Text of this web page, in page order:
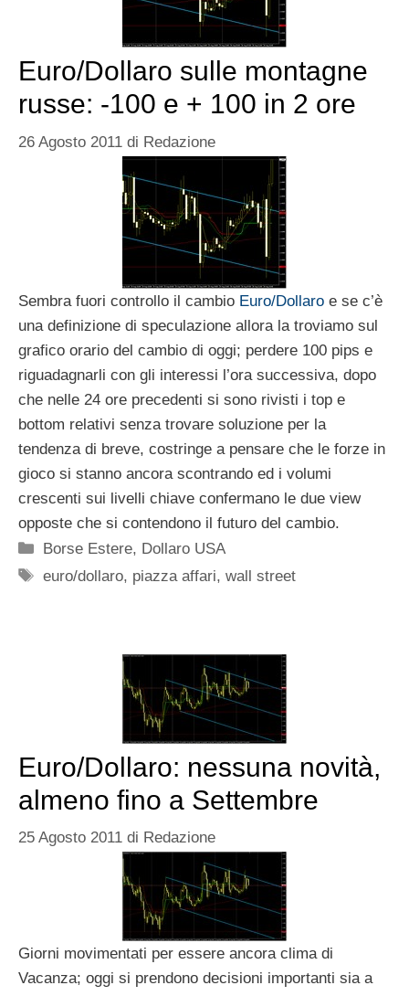
Euro/Dollaro sulle montagne
russe: -100 e + 100 in 2 ore
26 Agosto 2011 di Redazione
Sembra fuori controllo il cambio Euro/Dollaro e se c’è
una definizione di speculazione allora la troviamo sul
grafico orario del cambio di oggi; perdere 100 pips e
riguadagnarli con gli interessi l’ora successiva, dopo
che nelle 24 ore precedenti si sono rivisti i top e
bottom relativi senza trovare soluzione per la
tendenza di breve, costringe a pensare che le forze in
gioco si stanno ancora scontrando ed i volumi
crescenti sui livelli chiave confermano le due view
opposte che si contendono il futuro del cambio.
Categorie
Borse Estere, Dollaro USA
Tag
euro/dollaro, piazza affari,wall street
Euro/Dollaro: nessuna novità,
almeno fino a Settembre
25 Agosto 2011 di Redazione
Giorni movimentati per essere ancora clima di
Vacanza; oggi si prendono decisioni importanti sia a